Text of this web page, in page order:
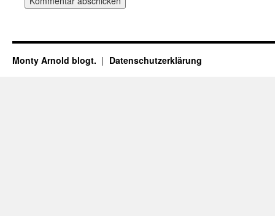
Monty Arnold blogt. Datenschutz­erklärung